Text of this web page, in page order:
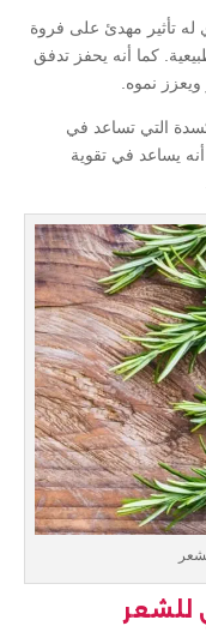
له تأثير مهدئ على فروة
كما أنه يحفز تدفق
نموه.
التي تساعد في
يساعد في تقوية
للشعر